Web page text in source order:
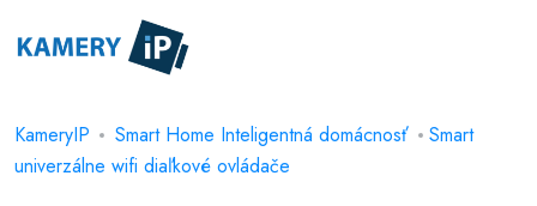
KameryIP Smart Home Inteligentná domácnosť
Smart
univerzálne wifi diaľkové ovládače